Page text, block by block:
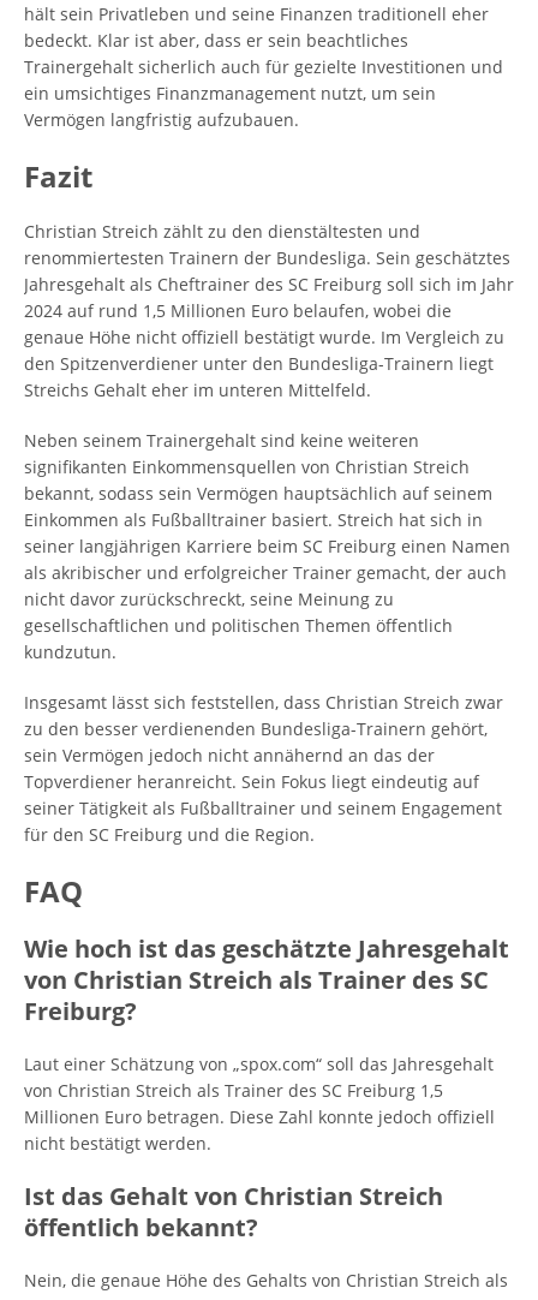
hält sein Privatleben und seine Finanzen traditionell eher
bedeckt. Klar ist aber, dass er sein beachtliches
Trainergehalt sicherlich auch für gezielte Investitionen und
ein umsichtiges Finanzmanagement nutzt, um sein
Vermögen langfristig aufzubauen.
Fazit
Christian Streich zählt zu den dienstältesten und
renommiertesten Trainern der Bundesliga. Sein geschätztes
Jahresgehalt als Cheftrainer des SC Freiburg soll sich im Jahr
2024 auf rund 1,5 Millionen Euro belaufen, wobei die
genaue Höhe nicht offiziell bestätigt wurde. Im Vergleich zu
den Spitzenverdiener unter den Bundesliga-Trainern liegt
Streichs Gehalt eher im unteren Mittelfeld.
Neben seinem Trainergehalt sind keine weiteren
signifikanten Einkommensquellen von Christian Streich
bekannt, sodass sein Vermögen hauptsächlich auf seinem
Einkommen als Fußballtrainer basiert. Streich hat sich in
seiner langjährigen Karriere beim SC Freiburg einen Namen
als akribischer und erfolgreicher Trainer gemacht, der auch
nicht davor zurückschreckt, seine Meinung zu
gesellschaftlichen und politischen Themen öffentlich
kundzutun.
Insgesamt lässt sich feststellen, dass Christian Streich zwar
zu den besser verdienenden Bundesliga-Trainern gehört,
sein Vermögen jedoch nicht annähernd an das der
Topverdiener heranreicht. Sein Fokus liegt eindeutig auf
seiner Tätigkeit als Fußballtrainer und seinem Engagement
für den SC Freiburg und die Region.
FAQ
Wie hoch ist das geschätzte Jahresgehalt
von Christian Streich als Trainer des SC
Freiburg?
Laut einer Schätzung von „spox.com“ soll das Jahresgehalt
von Christian Streich als Trainer des SC Freiburg 1,5
Millionen Euro betragen. Diese Zahl konnte jedoch offiziell
nicht bestätigt werden.
Ist das Gehalt von Christian Streich
öffentlich bekannt?
Nein, die genaue Höhe des Gehalts von Christian Streich als